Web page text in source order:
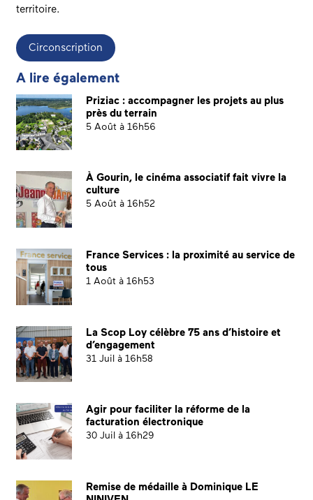
territoire.
Circonscription
A lire également
Priziac : accompagner les projets au plus
près du terrain
5 Août à 16h56
À Gourin, le cinéma associatif fait vivre la
culture
5 Août à 16h52
France Services : la proximité au service de
tous
1 Août à 16h53
La Scop Loy célèbre 75 ans d’histoire et
d’engagement
31 Juil à 16h58
Agir pour faciliter la réforme de la
facturation électronique
30 Juil à 16h29
Remise de médaille à Dominique LE